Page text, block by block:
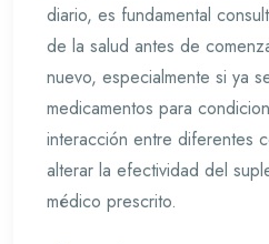
diario, es fundamental
de la salud antes de
nuevo, especialmente si ya
medicamentos para
interacción entre diferentes
alterar la efectividad del
médico prescrito.